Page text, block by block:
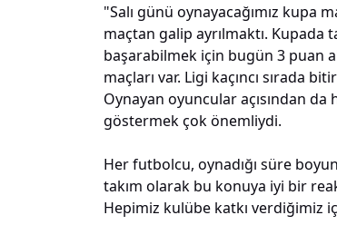
"Salı günü oynayacağımız kupa
maçtan galip ayrılmaktı.
başarabilmek için bugün 3 puan
maçları var. Ligi kaçıncı sırada
Oynayan oyuncular açısından
göstermek çok önemliydi.
Her futbolcu, oynadığı süre
takım olarak bu konuya iyi bir
Hepimiz kulübe katkı verdiğimiz